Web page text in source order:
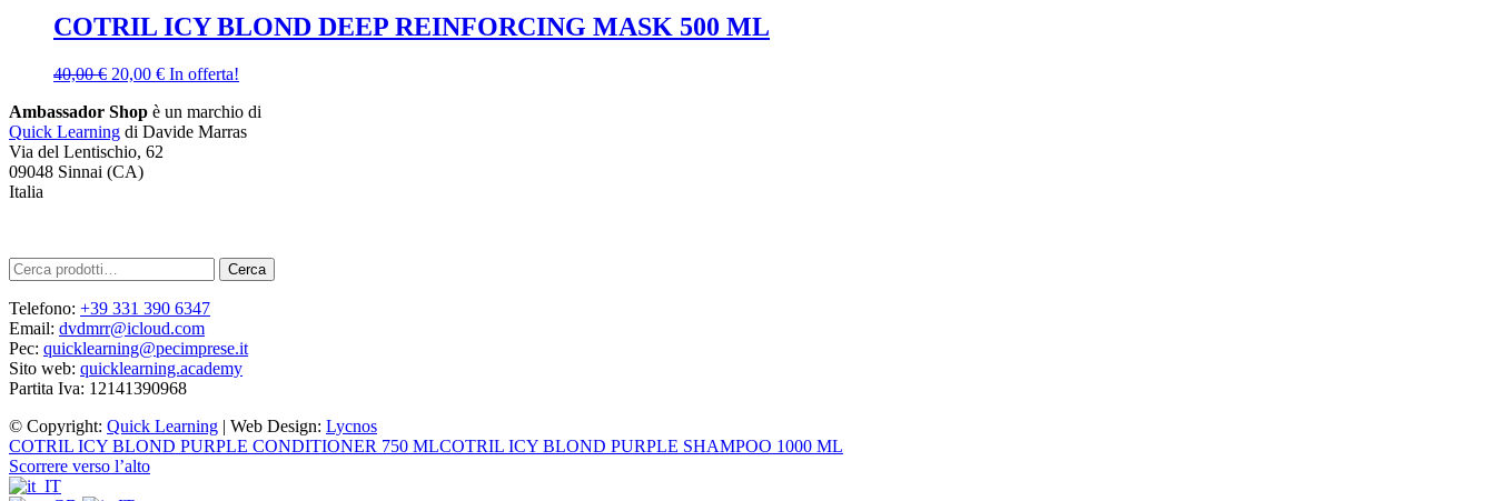
era:
31,00 €.
è:
15,50 €.
COTRIL ICY BLOND DEEP REINFORCING MASK 500 ML
40,00€ Il
originale
era:
40,00 €.
20,00 €Il
attuale
è:
In offerta!
Ambassador Shop è un marchio di
Quick Learning di Davide Marras
Via del Lentischio, 62
09048 Sinnai (CA)
Italia
Cerca: Cerca
Telefono: +39 331 390 6347
Email: dvdmrr@icloud.com
Pec: quicklearning@pecimprese.it
Sito web: quicklearning.academy
Partita Iva: 12141390968
© Copyright: Quick Learning | Web Design: Lycnos
COTRIL ICY BLOND PURPLE CONDITIONER 750 MLCOTRIL ICY BLOND PURPLE SHAMPOO 1000 ML
Scorrere verso l’alto